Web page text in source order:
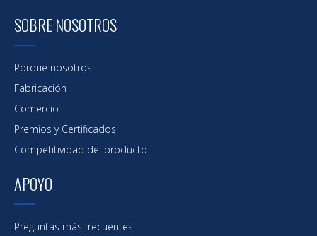
SOBRE NOSOTROS
Porque nosotros
Fabricación
Comercio
Premios y Certificados
Competitividad del producto
APOYO
Preguntas más frecuentes